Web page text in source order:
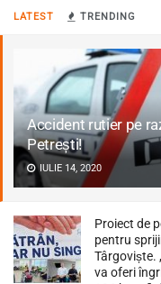
LATEST TRENDING
Accident rutier pe
Petrești!
IULIE 14, 2020
Proiect de
pentru
Târgoviște.
va oferi